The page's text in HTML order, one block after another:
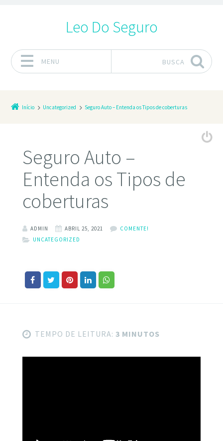
Leo Do Seguro
MENU BUSCA
Início Uncategorized Seguro Auto – Entenda os Tipos de coberturas
Seguro Auto –
Entenda os Tipos de
coberturas
ADMIN ABRIL 25, 2021
COMENTE!
UNCATEGORIZED
TEMPO DE LEITURA: 3 MINUTOS